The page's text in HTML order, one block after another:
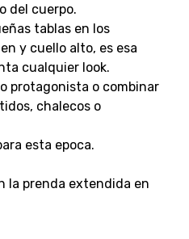
del cuerpo.
tablas en los
y cuello alto, es esa
cualquier look.
protagonista o combinar
chalecos o
esta epoca.
la prenda extendida en